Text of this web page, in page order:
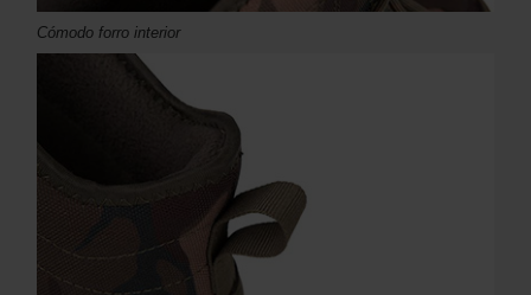
Cómodo forro interior